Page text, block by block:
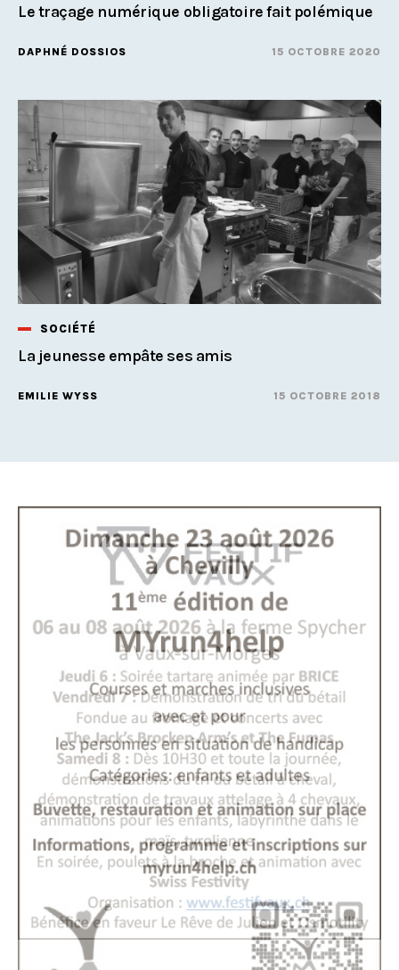
Le traçage numérique obligatoire fait polémique
DAPHNÉ DOSSIOS 15 OCTOBRE 2020
SOCIÉTÉ
La jeunesse empâte ses amis
EMILIE WYSS 15 OCTOBRE 2018